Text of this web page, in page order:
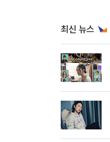
최신 뉴스